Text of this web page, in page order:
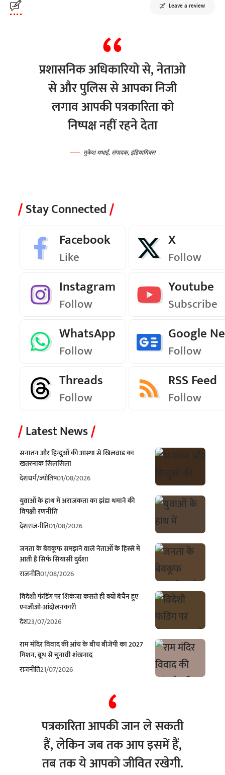
Leave a review
प्रशासनिक अधिकारियो से, नेताओ
से और पुलिस से आपका निजी
लगाव आपकी पत्रकारिता को
निष्पक्ष नहीं रहने देता
मुकेश धभाई, संपादक, इंडियामिक्स
Stay Connected
Facebook
Like
X
Follow
Instagram
Follow
Youtube
Subscribe
WhatsApp
Follow
Google
Follow
Threads
Follow
RSS Feed
Follow
Latest News
सनातन और हिन्दुओं की आस्था से खिलवाड़ का
खतरनाक सिलसिला
देशधर्म/ज्योतिष01/08/2026
युवाओं के हाथ में अराजकता का झंडा थमाने की
विपक्षी रणनीति
देशराजनीति01/08/2026
जनता के बेवकूफ समझने वाले नेताओं के हिस्से में
आती है सिर्फ सियासी दुर्दशा
राजनीति01/08/2026
विदेशी फंडिंग पर शिकंजा कसते ही क्यों बेचैन हुए
एनजीओ-आंदोलनकारी
देश23/07/2026
राम मंदिर विवाद की आंच के बीच बीजेपी का 2027
मिशन, बूथ से चुनावी शंखनाद
राजनीति21/07/2026
पत्रकारिता आपकी जान ले सकती
हैं, लेकिन जब तक आप इसमें हैं,
तब तक ये आपको जीवित रखेगी.